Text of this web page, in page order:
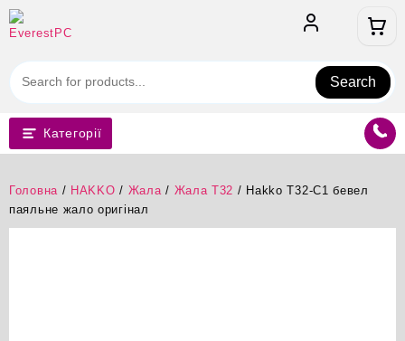
Перейти
до
Search
Категорії
Головна / HAKKO / Жала / Жала T32 / Hakko T32-C1 бевел
паяльне жало оригінал